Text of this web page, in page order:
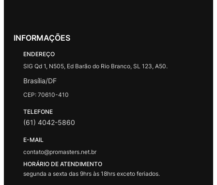
INFORMAÇÕES
ENDEREÇO
SIG Qd 1, N505, Ed Barão do Rio Branco, SL 123, A50.
Brasília/DF
CEP: 70610-410
TELEFONE
(61) 4042-5860
E-MAIL
contato@promasters.net.br
HORÁRIO DE ATENDIMENTO
segunda a sexta das 9hrs às 18hrs exceto feriados.